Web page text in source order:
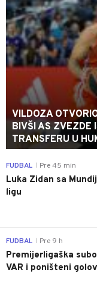
VILDOZA
BIVŠI AS ZVEZDE
TRANSFERU U
FUDBAL Pre 45 min
Luka Zidan sa
ligu
FUDBAL Pre 9 h
Premijerligaška
VAR i poništeni